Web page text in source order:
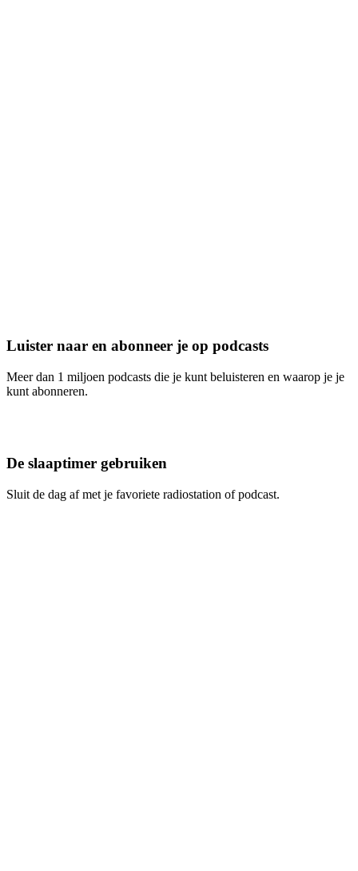
Luister naar en abonneer je op podcasts
Meer dan 1 miljoen podcasts die je kunt beluisteren en waarop je je
kunt abonneren.
De slaaptimer gebruiken
Sluit de dag af met je favoriete radiostation of podcast.